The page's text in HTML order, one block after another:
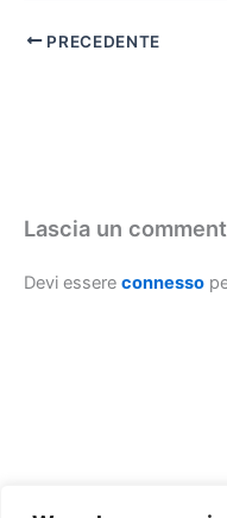
PRECEDENTE
Lascia un
Devi essere connesso